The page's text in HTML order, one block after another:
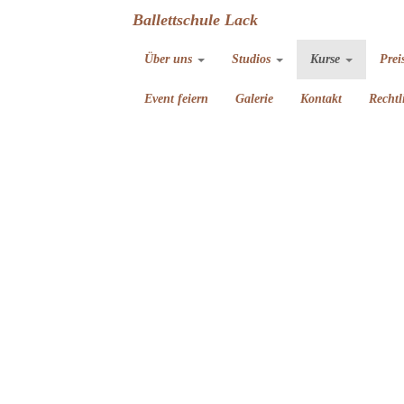
Ballettschule Lack
Über uns Studios Kurse
Event feiern Galerie Kontakt